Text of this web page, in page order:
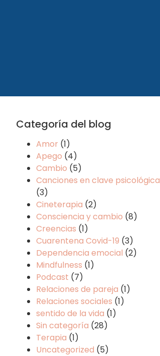
Categoría del blog
Amor (1)
Apego (4)
Cambio (5)
Canciones en clave psicológica
(3)
Cineterapia (2)
Consciencia y cambio (8)
Creencias (1)
Cuarentena Covid-19 (3)
Dependencia emocial (2)
Mindfulness (1)
Podcast (7)
Relaciones de pareja (1)
Relaciones sociales (1)
sentido de la vida (1)
Sin categoría (28)
Terapia (1)
Uncategorized (5)